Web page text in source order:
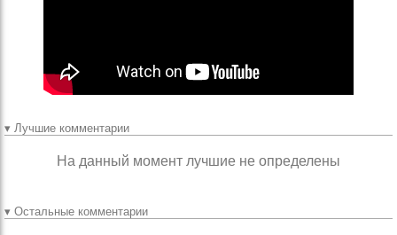
▾ Лучшие комментарии
На данный момент лучшие не определены
▾ Остальные комментарии